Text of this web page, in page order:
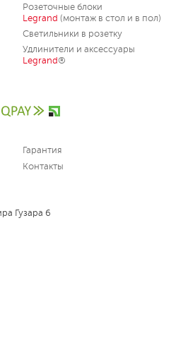
Гузара 6
Гарантия
Контакты
Розеточные блоки
Legrand (монтаж в стол и в пол)
Светильники в розетку
Удлинители и аксессуары
Legrand®